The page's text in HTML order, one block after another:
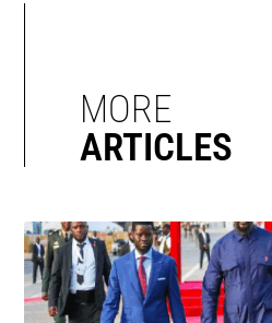
MORE
ARTICLES